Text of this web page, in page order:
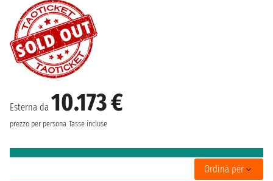
Esterna da 10.173 €
prezzo per persona Tasse incluse
Ordina per